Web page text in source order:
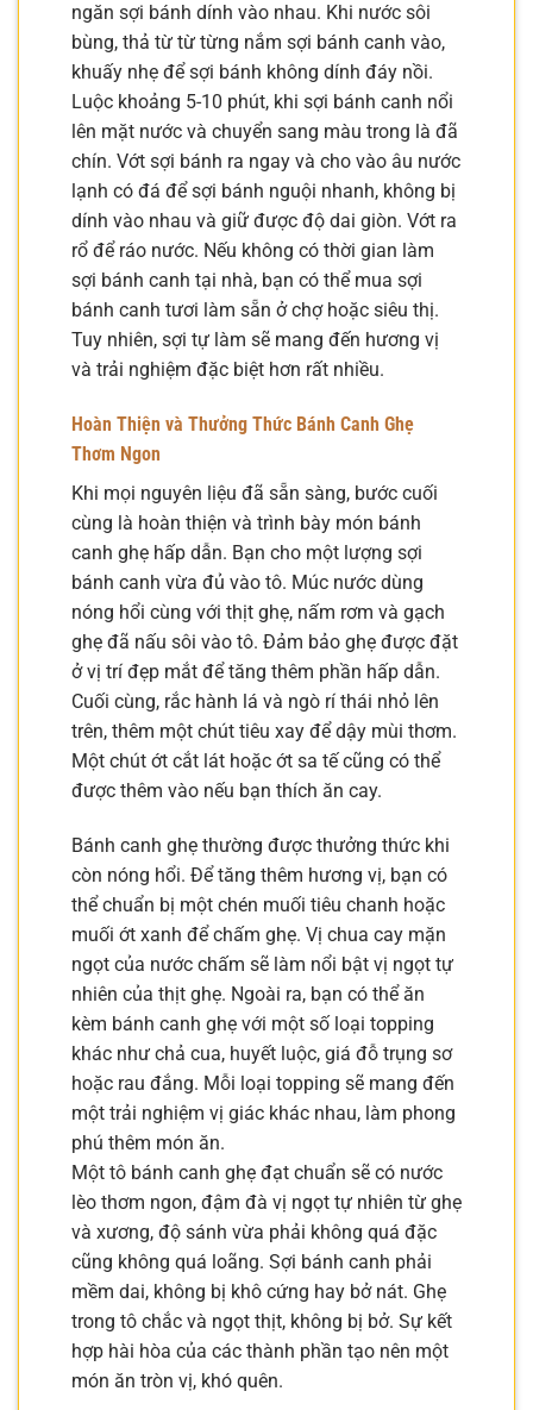
ngăn sợi bánh dính vào nhau. Khi nước sôi
bùng, thả từ từ từng nắm sợi bánh canh vào,
khuấy nhẹ để sợi bánh không dính đáy nồi.
Luộc khoảng 5-10 phút, khi sợi bánh canh nổi
lên mặt nước và chuyển sang màu trong là đã
chín. Vớt sợi bánh ra ngay và cho vào âu nước
lạnh có đá để sợi bánh nguội nhanh, không bị
dính vào nhau và giữ được độ dai giòn. Vớt ra
rổ để ráo nước. Nếu không có thời gian làm
sợi bánh canh tại nhà, bạn có thể mua sợi
bánh canh tươi làm sẵn ở chợ hoặc siêu thị.
Tuy nhiên, sợi tự làm sẽ mang đến hương vị
và trải nghiệm đặc biệt hơn rất nhiều.
Hoàn Thiện và Thưởng Thức Bánh Canh Ghẹ
Thơm Ngon
Khi mọi nguyên liệu đã sẵn sàng, bước cuối
cùng là hoàn thiện và trình bày món bánh
canh ghẹ hấp dẫn. Bạn cho một lượng sợi
bánh canh vừa đủ vào tô. Múc nước dùng
nóng hổi cùng với thịt ghẹ, nấm rơm và gạch
ghẹ đã nấu sôi vào tô. Đảm bảo ghẹ được đặt
ở vị trí đẹp mắt để tăng thêm phần hấp dẫn.
Cuối cùng, rắc hành lá và ngò rí thái nhỏ lên
trên, thêm một chút tiêu xay để dậy mùi thơm.
Một chút ớt cắt lát hoặc ớt sa tế cũng có thể
được thêm vào nếu bạn thích ăn cay.
Bánh canh ghẹ thường được thưởng thức khi
còn nóng hổi. Để tăng thêm hương vị, bạn có
thể chuẩn bị một chén muối tiêu chanh hoặc
muối ớt xanh để chấm ghẹ. Vị chua cay mặn
ngọt của nước chấm sẽ làm nổi bật vị ngọt tự
nhiên của thịt ghẹ. Ngoài ra, bạn có thể ăn
kèm bánh canh ghẹ với một số loại topping
khác như chả cua, huyết luộc, giá đỗ trụng sơ
hoặc rau đắng. Mỗi loại topping sẽ mang đến
một trải nghiệm vị giác khác nhau, làm phong
phú thêm món ăn.
Một tô bánh canh ghẹ đạt chuẩn sẽ có nước
lèo thơm ngon, đậm đà vị ngọt tự nhiên từ ghẹ
và xương, độ sánh vừa phải không quá đặc
cũng không quá loãng. Sợi bánh canh phải
mềm dai, không bị khô cứng hay bở nát. Ghẹ
trong tô chắc và ngọt thịt, không bị bở. Sự kết
hợp hài hòa của các thành phần tạo nên một
món ăn tròn vị, khó quên.